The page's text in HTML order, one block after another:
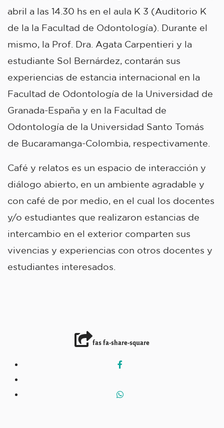
abril a las 14.30 hs en el aula K 3 (Auditorio K
de la la Facultad de Odontología). Durante el
mismo, la Prof. Dra. Agata Carpentieri y la
estudiante Sol Bernárdez, contarán sus
experiencias de estancia internacional en la
Facultad de Odontología de la Universidad de
Granada-España y en la Facultad de
Odontología de la Universidad Santo Tomás
de Bucaramanga-Colombia, respectivamente.
Café y relatos es un espacio de interacción y
diálogo abierto, en un ambiente agradable y
con café de por medio, en el cual los docentes
y/o estudiantes que realizaron estancias de
intercambio en el exterior comparten sus
vivencias y experiencias con otros docentes y
estudiantes interesados.
fas fa-share-square